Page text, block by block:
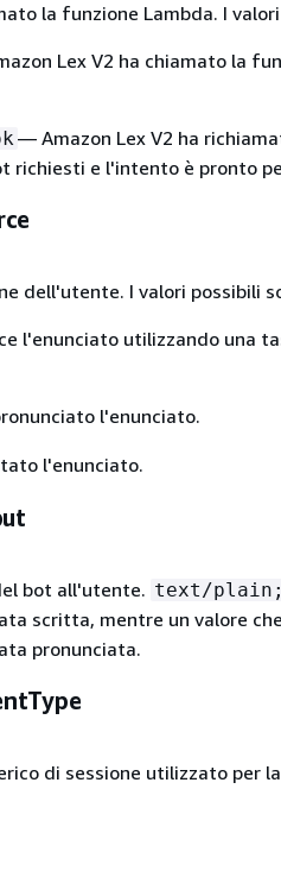
la funzione Lambda. I
Lex V2 ha chiamato la
— Amazon Lex V2 ha
richiesti e l'intento è pronto
dell'utente. I valori possibili
l'enunciato utilizzando una
l'enunciato.
l'enunciato.
bot all'utente. text/
scritta, mentre un valore
pronunciata.
di sessione utilizzato per